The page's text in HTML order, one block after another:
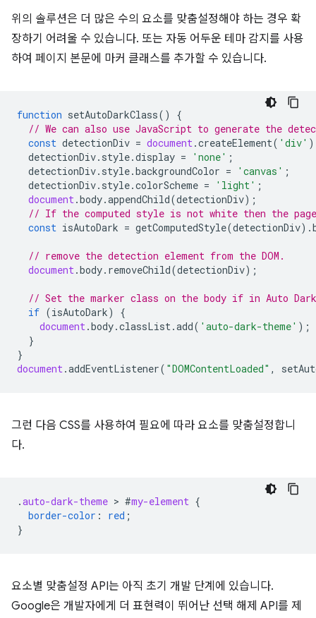
위의 솔루션은 더 많은 수의 요소를 맞춤설정해야 하는 경우 확
장하기 어려울 수 있습니다. 또는 자동 어두운 테마 감지를 사용
하여 페이지 본문에 마커 클래스를 추가할 수 있습니다.
function setAutoDarkClass()
{
// We can also use JavaScript to generate the
const detectionDiv = document.createElement( 'div'
detectionDiv. style.display = 'none' ;
detectionDiv. style.backgroundColor = 'canvas' ;
detectionDiv. style.colorScheme = 'light' ;
document.body.appendChild(detectionDiv);
// If the computed style is not white then the
const isAutoDark = getComputedStyle(detectionDiv).
// remove the detection element from the DOM.
document.body. removeChild(detectionDiv);
// Set the marker class on the body if in Auto Dark
if (isAutoDark)
{
document.body.classList.add( 'auto-dark-theme' );
}
}
document.addEventListener( "DOMContentLoaded" ,
그런 다음 CSS를 사용하여 필요에 따라 요소를 맞춤설정합니
다.
.auto-dark-theme > #my-element {
border-color : red ;
}
요소별 맞춤설정 API는 아직 초기 개발 단계에 있습니다.
Google은 개발자에게 더 표현력이 뛰어난 선택 해제 API를 제